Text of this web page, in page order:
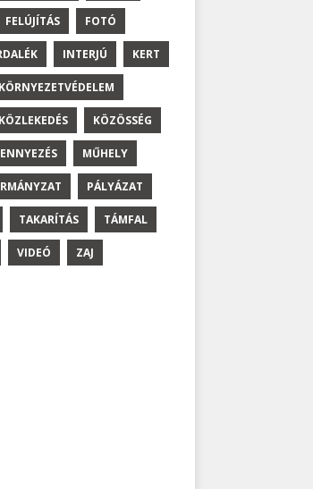
FELÚJÍTÁS FOTÓ
INTERJÚ KERT
KÖRNYEZETVÉDELEM
KÖZLEKEDÉS KÖZÖSSÉG
MŰHELY
PÁLYÁZAT
TAKARÍTÁS TÁMFAL
VIDEÓ ZAJ